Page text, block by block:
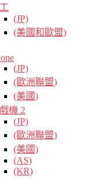
(JP)
(美國和歐盟)
(JP)
(歐洲聯盟)
(美國)
機 2
(JP)
(歐洲聯盟)
(美國)
(AS)
(KR)